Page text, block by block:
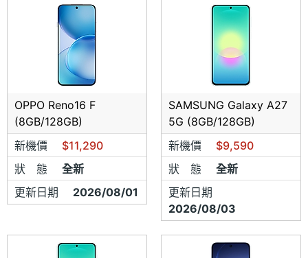
賞期無條件退換貨之規定
7.商品保證全新未拆封
~ 外觀部分及產品規格相容度請於購買
當下確認~因前述狀況不在新品換貨規範
內 ~
★新品不良換貨須知
1.新品不良手機 手機包裝盒及內容物(傳
OPPO Reno16 F
(8GB/128GB)
新機價
$11,290
狀 態
全新
更新日期
2026/08/01
SAMSUNG Galaxy A27
5G (8GB/128GB)
新機價
$9,590
狀 態
全新
更新日期
2026/08/03